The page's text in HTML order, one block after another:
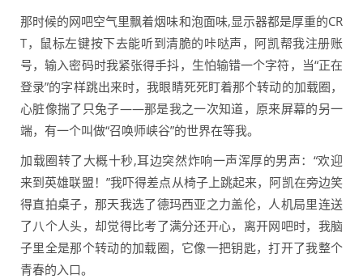
那时候的网吧空气里飘着烟味和泡面味,显示器都是厚重的CR
T，鼠标左键按下去能听到清脆的咔哒声，阿凯帮我注册账
号，输入密码时我紧张得手抖，生怕输错一个字符，当“正在
登录”的字样跳出来时，我眼睛死死盯着那个转动的加载圈，
心脏像揣了只兔子——那是我之一次知道，原来屏幕的另一
端，有一个叫做“召唤师峡谷”的世界在等我。
加载圈转了大概十秒,耳边突然炸响一声浑厚的男声：“欢迎
来到英雄联盟！”我吓得差点从椅子上跳起来，阿凯在旁边笑
得直拍桌子，那天我选了德玛西亚之力盖伦，人机局里连送
了八个人头，却觉得比考了满分还开心，离开网吧时，我脑
子里全是那个转动的加载圈，它像一把钥匙，打开了我整个
青春的入口。